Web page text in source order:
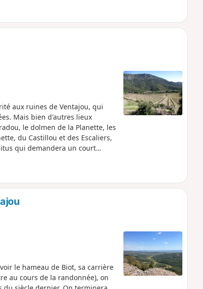
aux ruines de Ventajou, qui
Mais bien d'autres lieux
le dolmen de la Planette, les
du Castillou et des Escaliers,
qui demandera un court
le hameau de Biot, sa carrière
au cours de la randonnée), on